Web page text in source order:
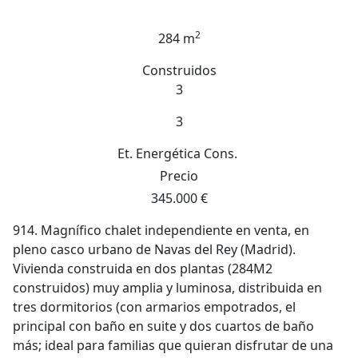
284 m2
Construidos
3
3
Et. Energética Cons.
Precio
345.000 €
914. Magnífico chalet independiente en venta, en
pleno casco urbano de Navas del Rey (Madrid).
Vivienda construida en dos plantas (284M2
construidos) muy amplia y luminosa, distribuida en
tres dormitorios (con armarios empotrados, el
principal con baño en suite y dos cuartos de baño
más; ideal para familias que quieran disfrutar de una